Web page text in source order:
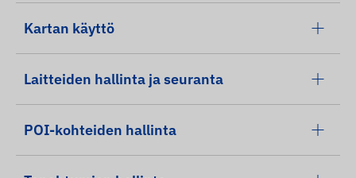
Kartan käyttö
Laitteiden hallinta ja seuranta
POI-kohteiden hallinta